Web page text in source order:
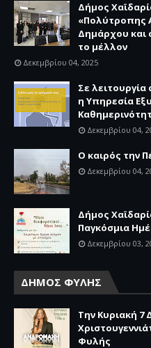
Δήμος
«Πολύτροπης
Δημάρχου και
το μέλλον
Δεκεμβρίου 04, 2025
Σε
η Υπηρεσία
Δεκεμβρίου 04,
Ο καιρός την
Δεκεμβρίου 04,
Δήμος
Παγκόσμια
Δεκεμβρίου 03,
ΔΗΜΟΣ ΦΥΛΗΣ
Την Κυριακή 7
Φυλής